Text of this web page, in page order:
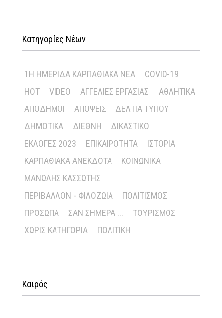
Κατηγορίες Νέων
1Η ΗΜΕΡΊΔΑ ΚΑΡΠΑΘΙΑΚΆ ΝΈΑ
COVID-19
HOT
VIDEO ΑΓΓΕΛΊΕΣ ΕΡΓΑΣΊΑΣ
ΑΘΛΗΤΙΚΆ
ΑΠΌΔΗΜΟΙ
ΑΠΌΨΕΙΣ
ΔΕΛΤΊΑ ΤΎΠΟΥ
ΔΗΜΟΤΙΚΆ
ΔΙΕΘΝΉ
ΔΙΚΑΣΤΙΚΌ
ΕΚΛΟΓΈΣ 2023
ΕΠΙΚΑΙΡΌΤΗΤΑ
ΙΣΤΟΡΊΑ
ΚΑΡΠΑΘΙΑΚΆ ΑΝΈΚΔΟΤΑ
ΚΟΙΝΩΝΙΚΆ
ΜΑΝΏΛΗΣ ΚΑΣΣΏΤΗΣ
ΠΕΡΙΒΆΛΛΟΝ - ΦΙΛΟΖΩΊΑ
ΠΟΛΙΤΙΣΜΌΣ
ΠΡΌΣΩΠΑ
ΣΑΝ ΣΉΜΕΡΑ ...
ΤΟΥΡΙΣΜΌΣ
ΧΩΡΊΣ ΚΑΤΗΓΟΡΊΑ
ΠΟΛΙΤΙΚΉ
Καιρός